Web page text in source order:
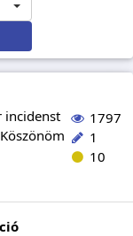
incidenst
1797
1
10